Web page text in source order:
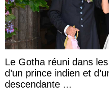
Le Gotha réuni dans
d’un prince indien et
descendante ...